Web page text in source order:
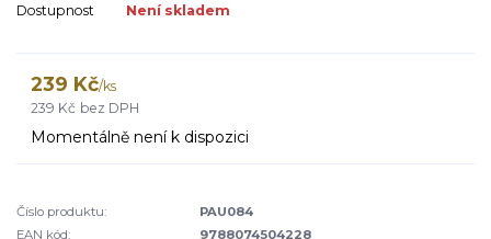
Dostupnost Není skladem
239 Kč/ks
239 Kč bez DPH
Momentálně není k dispozici
Číslo produktu:
PAU084
EAN kód:
9788074504228